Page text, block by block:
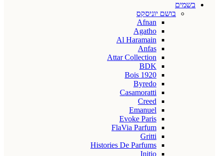
בשמים
בושם יוניסקס
Afnan
Agatho
Al Haramain
Anfas
Attar Collection
BDK
Bois 1920
Byredo
Casamoratti
Creed
Emanuel
Evoke Paris
FlaVia Parfum
Gritti
Histories De Parfums
Initio